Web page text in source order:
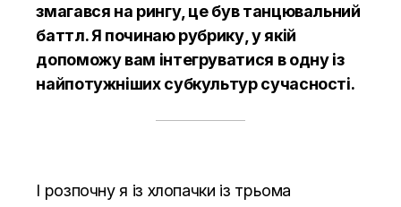
змагався на рингу, це був танцювальний
баттл. Я починаю рубрику, у якій
допоможу вам інтегруватися в одну із
найпотужніших субкультур сучасності.
І розпочну я із хлопачки із трьома